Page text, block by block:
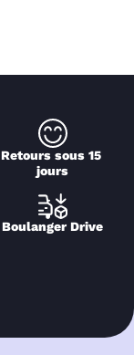
Retours sous 15
jours
Boulanger Drive